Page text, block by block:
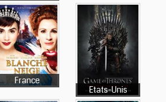
France
Etats-Unis